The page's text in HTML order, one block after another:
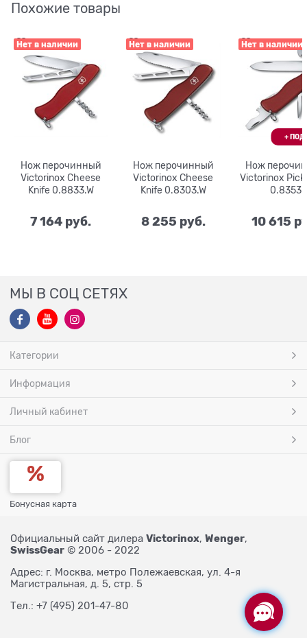
Похожие товары
Нет в наличии
Нож перочинный
Victorinox Cheese
Knife 0.8833.W
7 164 руб.
Нет в наличии
Нож перочинный
Victorinox Cheese
Knife 0.8303.W
8 255 руб.
Нет в наличии
Нож
Victorinox
0.8353
10 615
МЫ В СОЦ СЕТЯХ
Категории
Информация
Личный кабинет
Блог
Бонусная карта
Официальный сайт дилера Victorinox, Wenger,
SwissGear © 2006 - 2022
Адрес: г. Москва, метро Полежаевская, ул. 4-я
Магистральная, д. 5, стр. 5
Тел.: +7 (495) 201-47-80